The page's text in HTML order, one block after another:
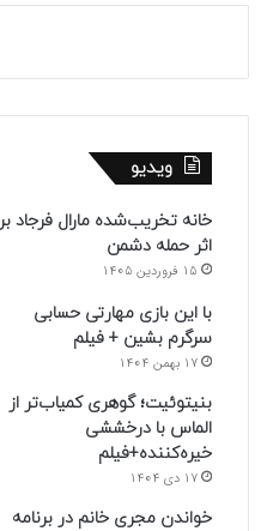
ویدیو
خانه تخریب‌شده مارال فرجاد بر
اثر حمله دشمن
15 فروردین 1405
با این بازی مهارتی حسابی
سرگرم بشین + فیلم
17 بهمن 1404
بنیتوئیت؛ گوهری کمیاب‌تر از
الماس با درخششی
خیره‌کننده+فیلم
17 دی 1404
خواندن مجری خانم در برنامه